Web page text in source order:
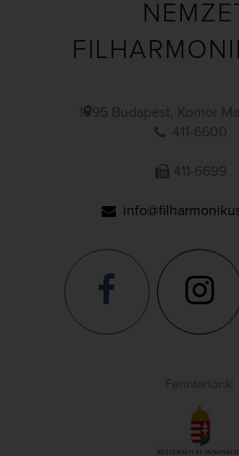
1095 Budapest, Komor
411-6600
411-6699
Fenntartónk: